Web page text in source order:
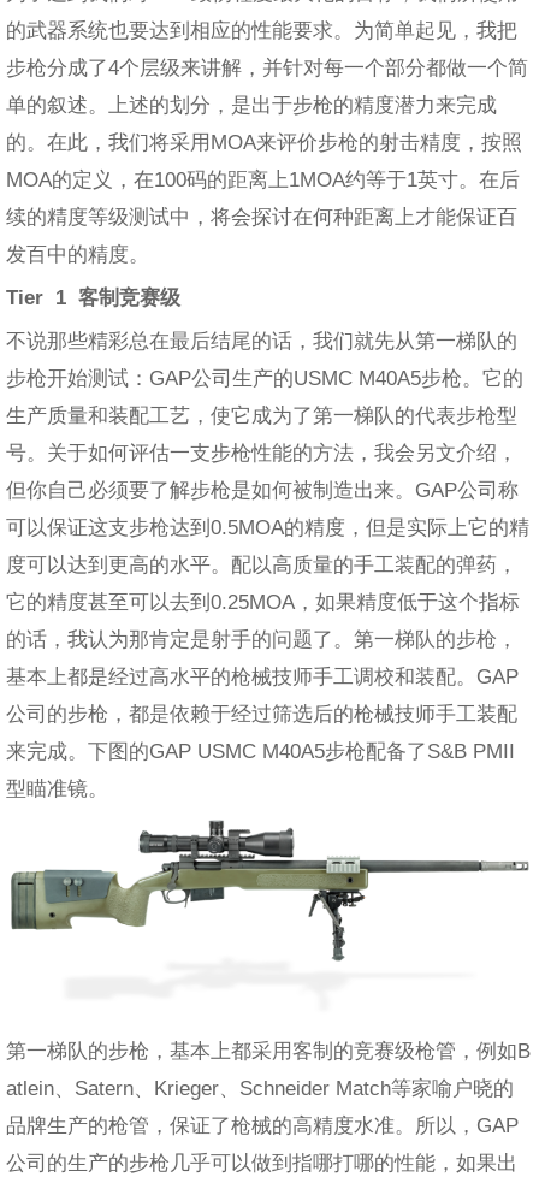
的武器系统也要达到相应的性能要求。为简单起见，我把
步枪分成了4个层级来讲解，并针对每一个部分都做一个简
单的叙述。上述的划分，是出于步枪的精度潜力来完成
的。在此，我们将采用MOA来评价步枪的射击精度，按照
MOA的定义，在100码的距离上1MOA约等于1英寸。在后
续的精度等级测试中，将会探讨在何种距离上才能保证百
发百中的精度。
Tier 1 客制竞赛级
不说那些精彩总在最后结尾的话，我们就先从第一梯队的
步枪开始测试：GAP公司生产的USMC M40A5步枪。它的
生产质量和装配工艺，使它成为了第一梯队的代表步枪型
号。关于如何评估一支步枪性能的方法，我会另文介绍，
但你自己必须要了解步枪是如何被制造出来。GAP公司称
可以保证这支步枪达到0.5MOA的精度，但是实际上它的精
度可以达到更高的水平。配以高质量的手工装配的弹药，
它的精度甚至可以去到0.25MOA，如果精度低于这个指标
的话，我认为那肯定是射手的问题了。第一梯队的步枪，
基本上都是经过高水平的枪械技师手工调校和装配。GAP
公司的步枪，都是依赖于经过筛选后的枪械技师手工装配
来完成。下图的GAP USMC M40A5步枪配备了S&B PMII
型瞄准镜。
第一梯队的步枪，基本上都采用客制的竞赛级枪管，例如B
atlein、Satern、Krieger、Schneider Match等家喻户晓的
品牌生产的枪管，保证了枪械的高精度水准。所以，GAP
公司的生产的步枪几乎可以做到指哪打哪的性能，如果出